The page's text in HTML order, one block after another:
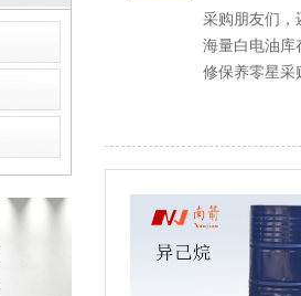
采购朋友们，
海量白电油库
修保养零星